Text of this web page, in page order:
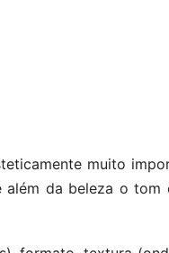
muito
além da beleza o